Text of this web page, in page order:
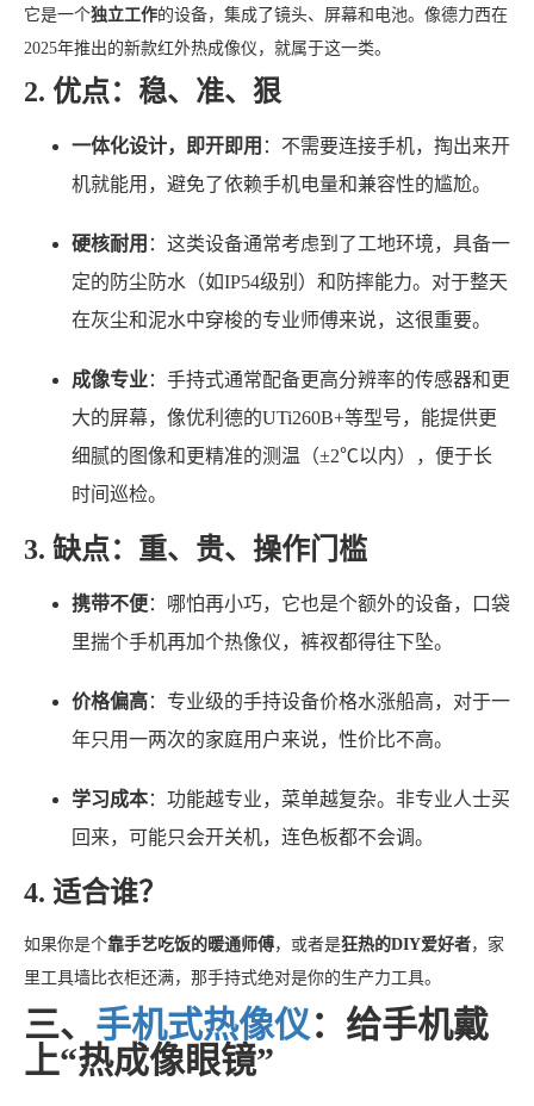
它是一个独立工作的设备，集成了镜头、屏幕和电池。像德力西在
2025年推出的新款红外热成像仪，就属于这一类。
2. 优点：稳、准、狠
一体化设计，即开即用 ：不需要连接手机，掏出来开
机就能用，避免了依赖手机电量和兼容性的尴尬。
硬核耐用 ：这类设备通常考虑到了工地环境，具备一
定的防尘防水（如IP54级别）和防摔能力。对于整天
在灰尘和泥水中穿梭的专业师傅来说，这很重要。
成像专业：手持式通常配备更高分辨率的传感器和更
大的屏幕，像优利德的UTi260B+等型号，能提供更
细腻的图像和更精准的测温（±2℃以内），便于长
时间巡检。
3. 缺点：重、贵、操作门槛
携带不便：哪怕再小巧，它也是个额外的设备，口袋
里揣个手机再加个热像仪，裤衩都得往下坠。
价格偏高：专业级的手持设备价格水涨船高，对于一
年只用一两次的家庭用户来说，性价比不高。
学习成本：功能越专业，菜单越复杂。非专业人士买
回来，可能只会开关机，连色板都不会调。
4. 适合谁？
如果你是个靠手艺吃饭的暖通师傅，或者是狂热的DIY爱好者，家
里工具墙比衣柜还满，那手持式绝对是你的生产力工具。
三、 手机式热像仪：给手机戴
上“热成像眼镜”